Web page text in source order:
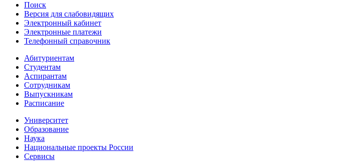
Поиск
Версия для слабовидящих
Электронный кабинет
Электронные платежи
Телефонный справочник
Абитуриентам
Студентам
Аспирантам
Сотрудникам
Выпускникам
Расписание
Университет
Образование
Наука
Национальные проекты России
Сервисы